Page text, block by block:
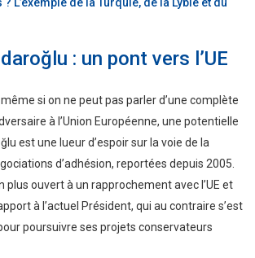
L’exemple de la Turquie, de la Lybie et du
: un pont vers l’UE
même si on ne peut pas parler d’une complète
à l’Union Européenne, une potentielle
est une lueur d’espoir sur la voie de la
d’adhésion, reportées depuis 2005.
plus ouvert à un rapprochement avec l’UE et
à l’actuel Président, qui au contraire s’est
poursuivre ses projets conservateurs